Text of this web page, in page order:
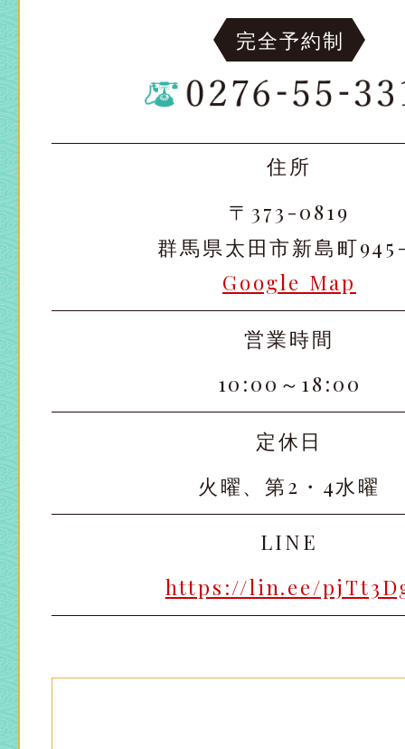
大宮店
大宮店
完全予約制
住所
〒373-0819
群馬県太田市新島町
Google Map
営業時間
10:00～18:00
定休日
火曜、第2・4水曜
LINE
https://lin.ee/